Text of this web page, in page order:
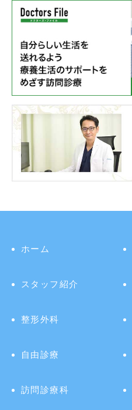
ホーム
スタッフ紹介
整形外科
自由診療
訪問診療科